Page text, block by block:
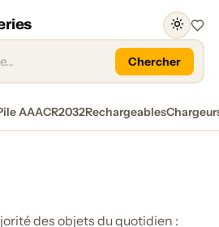
Chercher
AAACR2032Rechargeables
des objets du quotidien :